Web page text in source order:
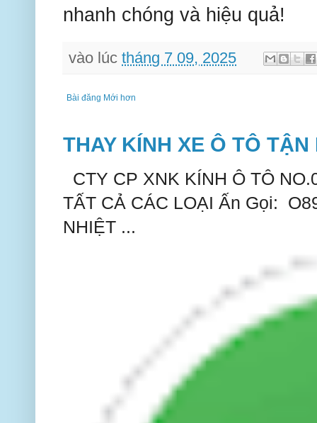
nhanh chóng và hiệu quả!
vào lúctháng 7 09, 2025
Bài đăng Mới hơn
THAY KÍNH XE Ô TÔ
CTY CP XNK KÍNH Ô TÔ
TẤT CẢ CÁC LOẠI Ấn Gọi:
NHIỆT ...